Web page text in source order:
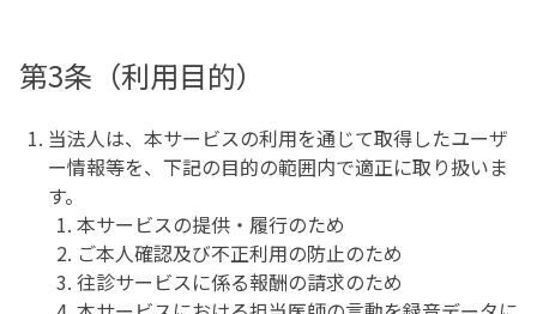
第3条（利用目的）
当法人は、本サービスの利用を通じて取得したユーザ
ー情報等を、下記の目的の範囲内で適正に取り扱いま
す。
本サービスの提供・履行のため
ご本人確認及び不正利用の防止のため
往診サービスに係る報酬の請求のため